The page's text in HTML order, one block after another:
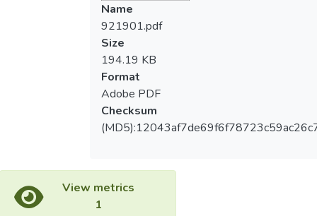
Name
921901.pdf
Size
194.19 KB
Format
Adobe PDF
Checksum
View metrics
1